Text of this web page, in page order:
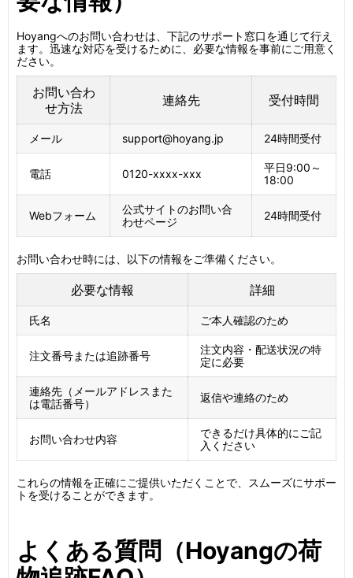
Hoyangへのお問い合わせは、下記のサポート窓口を通じて行え
ます。迅速な対応を受けるために、必要な情報を事前にご用意く
ださい。
お問い合わ
せ方法
連絡先 受付時間
メール support@hoyang.jp 24時間受付
電話 0120-xxxx-xxx
平日9:00～
18:00
Webフォーム
公式サイトのお問い合
わせページ
24時間受付
お問い合わせ時には、以下の情報をご準備ください。
必要な情報 詳細
氏名 ご本人確認のため
注文番号または追跡番号
注文内容・配送状況の特
定に必要
連絡先（メールアドレスまた
は電話番号）
返信や連絡のため
お問い合わせ内容
できるだけ具体的にご記
入ください
これらの情報を正確にご提供いただくことで、スムーズにサポー
トを受けることができます。
よくある質問（Hoyangの荷